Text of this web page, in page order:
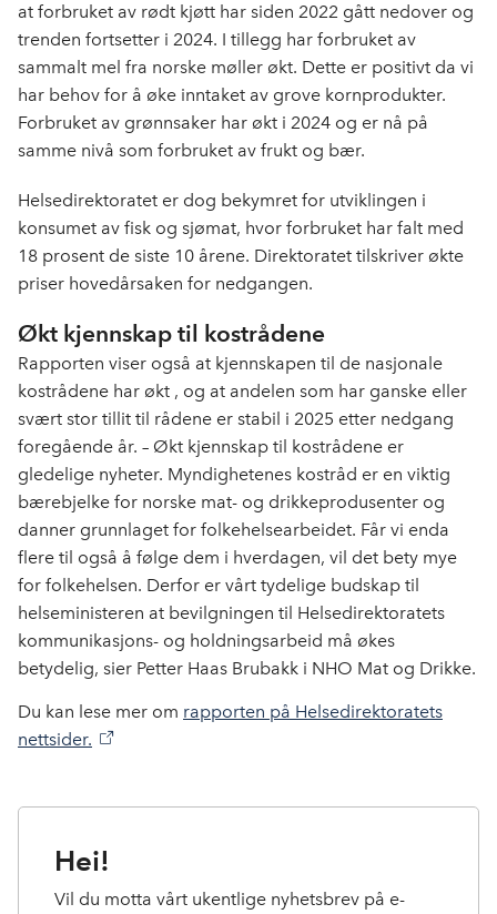
at forbruket av rødt kjøtt har siden 2022 gått nedover og
trenden fortsetter i 2024. I tillegg har forbruket av
sammalt mel fra norske møller økt. Dette er positivt da vi
har behov for å øke inntaket av grove kornprodukter.
Forbruket av grønnsaker har økt i 2024 og er nå på
samme nivå som forbruket av frukt og bær.
Helsedirektoratet er dog bekymret for utviklingen i
konsumet av fisk og sjømat, hvor forbruket har falt med
18 prosent de siste 10 årene. Direktoratet tilskriver økte
priser hovedårsaken for nedgangen.
Økt kjennskap til kostrådene
Rapporten viser også at kjennskapen til de nasjonale
kostrådene har økt , og at andelen som har ganske eller
svært stor tillit til rådene er stabil i 2025 etter nedgang
foregående år. – Økt kjennskap til kostrådene er
gledelige nyheter. Myndighetenes kostråd er en viktig
bærebjelke for norske mat- og drikkeprodusenter og
danner grunnlaget for folkehelsearbeidet. Får vi enda
flere til også å følge dem i hverdagen, vil det bety mye
for folkehelsen. Derfor er vårt tydelige budskap til
helseministeren at bevilgningen til Helsedirektoratets
kommunikasjons- og holdningsarbeid må økes
betydelig, sier Petter Haas Brubakk i NHO Mat og Drikke.
Du kan lese mer om rapporten på Helsedirektoratets
nettsider.
Hei!
Vil du motta vårt ukentlige nyhetsbrev på e-